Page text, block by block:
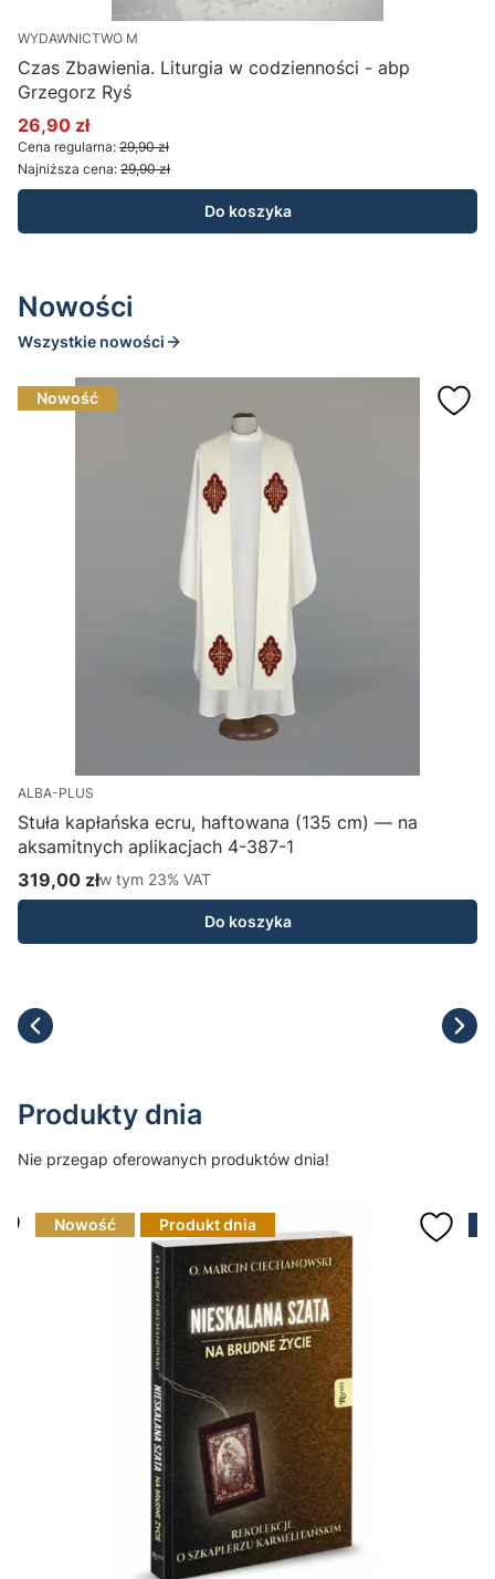
WYDAWNICTWO M
Czas Zbawienia. Liturgia w codzienności - abp
Grzegorz Ryś
Cena promocyjna
26,90 zł
Cena regularna: 29,90 zł
Najniższa cena: 29,90 zł
Do koszyka
Nowości
Wszystkie nowości
Nowość
ALBA-PLUS
Stuła kapłańska ecru, haftowana (135 cm) — na
aksamitnych aplikacjach 4-387-1
Cena brutto
319,00 złw tym %s VAT
w tym 23% VAT
Do koszyka
Produkty dnia
Nie przegap oferowanych produktów dnia!
Nowość Produkt dnia